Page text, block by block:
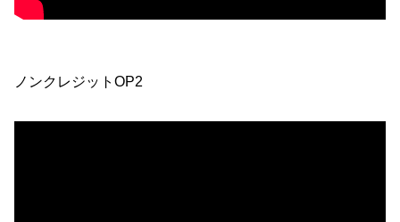
ノンクレジットOP2